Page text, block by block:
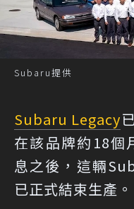
Subaru提供
Subaru Legacy
在該品牌約18個
息之後，這輛
已正式結束生產。